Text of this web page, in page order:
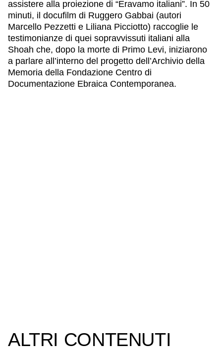
assistere alla proiezione di “Eravamo italiani”. In 50
minuti, il docufilm di Ruggero Gabbai (autori
Marcello Pezzetti e Liliana Picciotto) raccoglie le
testimonianze di quei sopravvissuti italiani alla
Shoah che, dopo la morte di Primo Levi, iniziarono
a parlare all’interno del progetto dell’Archivio della
Memoria della Fondazione Centro di
Documentazione Ebraica Contemporanea.
ALTRI CONTENUTI